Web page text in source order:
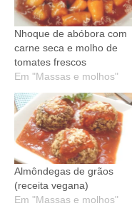
Nhoque de abóbora com
carne seca e molho de
tomates frescos
Em "Massas e molhos"
Almôndegas de grãos
(receita vegana)
Em "Massas e molhos"